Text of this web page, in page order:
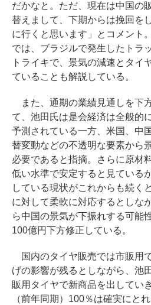
だかなと。ただ、現在は中国の
替えまして、下期からは挽回を
に行くと思います」とコメント
では、ブラジルで発生したトラ
トライキで、景気の減速とタイ
ていることも解説している。
また、通期の業績見通しを下
て、池田氏は是会経済は全般的
予測されている一方、米国、中
替変動などの不透明な要素から
必要であると指摘。さらに原材
低い水準で安定すると見ている
している現状がこれからも続く
に対して柔軟に対応するとしな
ら中国の景気が下振れする可能
100億円下方修正している。
国内のタイヤ販売では市販用
げの影響が残るとしながら、池
販用タイヤで新商品を出してい
（前年同期）100％は確実にと